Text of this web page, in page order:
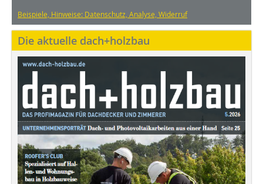
Beispiele, Hinweise: Datenschutz, Analyse, Widerruf
Die aktuelle dach+holzbau